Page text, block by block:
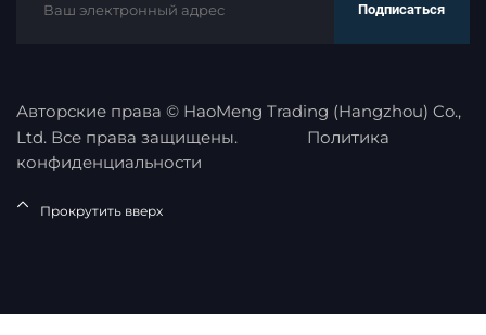
Подписаться
Авторские права © HaoMeng Trading (Hangzhou) Co.,
Ltd. Все права защищены.
Политика
конфиденциальности
Прокрутить вверх